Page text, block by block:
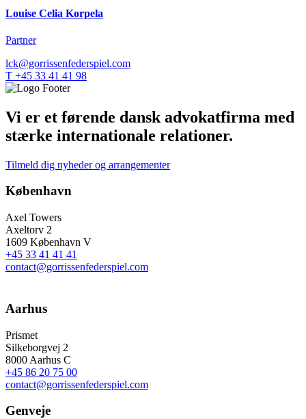
Louise Celia Korpela
Partner
lck@gorrissenfederspiel.com
T +45 33 41 41 98
Vi er et førende dansk advokatfirma med
stærke internationale relationer.
Tilmeld dig nyheder og arrangementer
København
Axel Towers
Axeltorv 2
1609 København V
+45 33 41 41 41
contact@gorrissenfederspiel.com
Aarhus
Prismet
Silkeborgvej 2
8000 Aarhus C
+45 86 20 75 00
contact@gorrissenfederspiel.com
Genveje